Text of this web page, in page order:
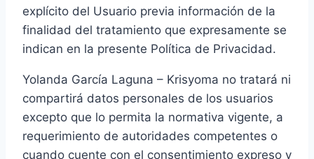
explícito del Usuario previa información de la
finalidad del tratamiento que expresamente se
indican en la presente Política de Privacidad.
Yolanda García Laguna – Krisyoma no tratará ni
compartirá datos personales de los usuarios
excepto que lo permita la normativa vigente, a
requerimiento de autoridades competentes o
cuando cuente con el consentimiento expreso y